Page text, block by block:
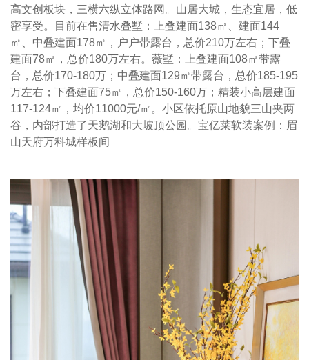
高文创板块，三横六纵立体路网。山居大城，生态宜居，低
密享受。目前在售清水叠墅：上叠建面138㎡、建面144
㎡、中叠建面178㎡，户户带露台，总价210万左右；下叠
建面78㎡，总价180万左右。薇墅：上叠建面108㎡带露
台，总价170-180万；中叠建面129㎡带露台，总价185-195
万左右；下叠建面75㎡，总价150-160万；精装小高层建面
117-124㎡，均价11000元/㎡。小区依托原山地貌三山夹两
谷，内部打造了天鹅湖和大坡顶公园。 宝亿莱软装案例：眉
山天府万科城样板间